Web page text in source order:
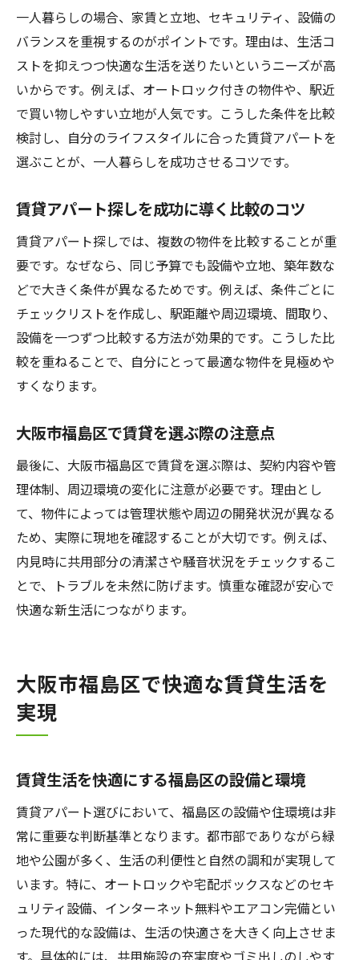
福島区賃貸の家賃以外にかかる費用を解説
賃貸アパート選びで損しないための相場チ
ェック
賃貸でコストパフォーマンス重視の選び方
デザイナーズ賃貸が注目される理由とは
大阪福島区でデザイナーズ賃貸が人気の背
景
魅力
デザイナーズ賃貸を上手に選ぶためのポイ
ント
福島区賃貸で注目のデザイナーズ物件の特
徴
賃貸で快適さも兼ね備えたデザイナーズ選
択術
由
福島区賃貸で二人暮らしを始めるポイント
大阪市福島区で賃貸の2LDKを選ぶコツ
賃貸で二人暮らし向け間取りの選定法
福島区賃貸で二人暮らしの利便性を追求
賃貸でパートナーと快適に暮らすヒント
福島区賃貸二人暮らしで知っておきたい注
福島区で賃貸選びの失敗を防ぐチェック項
と
福島区賃貸でトラブルを避けるためのコツ
賃貸選びで理想の住まいに近づくための工
夫
大阪市福島区賃貸選びの最終チェックポイ
ント
一人暮らしの場合、家賃と立地、セキュリティ、設備の
バランスを重視するのがポイントです。理由は、生活コ
ストを抑えつつ快適な生活を送りたいというニーズが高
いからです。例えば、オートロック付きの物件や、駅近
で買い物しやすい立地が人気です。こうした条件を比較
検討し、自分のライフスタイルに合った賃貸アパートを
選ぶことが、一人暮らしを成功させるコツです。
賃貸アパート探しを成功に導く比較のコツ
賃貸アパート探しでは、複数の物件を比較することが重
要です。なぜなら、同じ予算でも設備や立地、築年数な
どで大きく条件が異なるためです。例えば、条件ごとに
チェックリストを作成し、駅距離や周辺環境、間取り、
設備を一つずつ比較する方法が効果的です。こうした比
較を重ねることで、自分にとって最適な物件を見極めや
すくなります。
大阪市福島区で賃貸を選ぶ際の注意点
最後に、大阪市福島区で賃貸を選ぶ際は、契約内容や管
理体制、周辺環境の変化に注意が必要です。理由とし
て、物件によっては管理状態や周辺の開発状況が異なる
ため、実際に現地を確認することが大切です。例えば、
内見時に共用部分の清潔さや騒音状況をチェックするこ
とで、トラブルを未然に防げます。慎重な確認が安心で
快適な新生活につながります。
大阪市福島区で快適な賃貸生活を
実現
賃貸生活を快適にする福島区の設備と環境
賃貸アパート選びにおいて、福島区の設備や住環境は非
常に重要な判断基準となります。都市部でありながら緑
地や公園が多く、生活の利便性と自然の調和が実現して
います。特に、オートロックや宅配ボックスなどのセキ
ュリティ設備、インターネット無料やエアコン完備とい
った現代的な設備は、生活の快適さを大きく向上させま
す。具体的には、共用施設の充実度やゴミ出しのしやす